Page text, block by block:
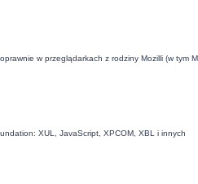
w przeglądarkach z rodziny Mozilli (w tym
XUL, JavaScript, XPCOM, XBL i innych